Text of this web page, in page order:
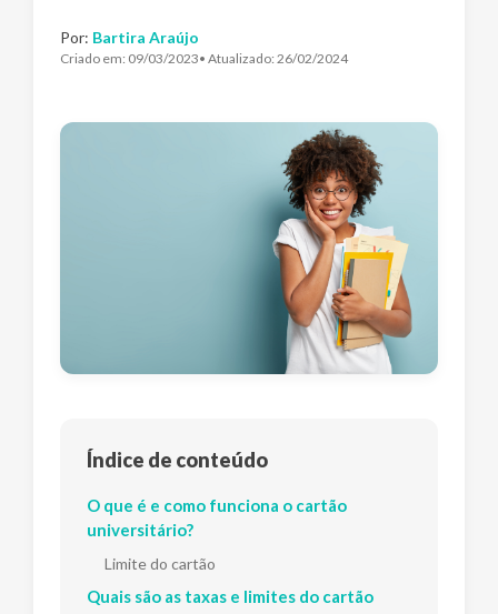
Por: Bartira Araújo
Criado em: 09/03/2023• Atualizado: 26/02/2024
Índice de conteúdo
O que é e como funciona o cartão
universitário?
Limite do cartão
Quais são as taxas e limites do cartão